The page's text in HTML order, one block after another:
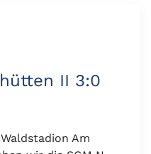
II 3:0
Am